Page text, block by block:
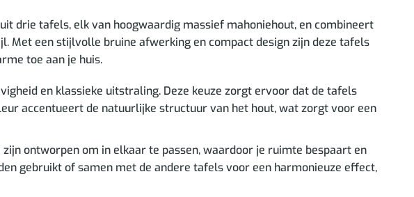
drie tafels, elk van hoogwaardig massief mahoniehout, en combineert
Met een stijlvolle bruine afwerking en compact design zijn deze tafels
toe aan je huis.
en klassieke uitstraling. Deze keuze zorgt ervoor dat de tafels
accentueert de natuurlijke structuur van het hout, wat zorgt voor een
ontworpen om in elkaar te passen, waardoor je ruimte bespaart en
gebruikt of samen met de andere tafels voor een harmonieuze effect,